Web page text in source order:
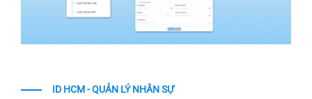
ID HCM - QUẢN LÝ NHÂN SỰ